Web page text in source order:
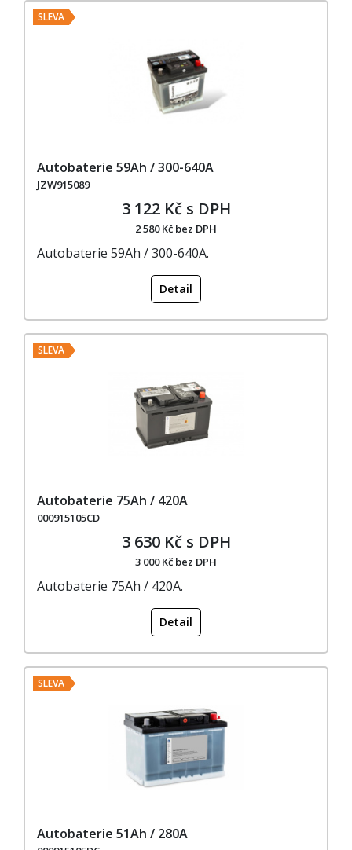
SLEVA
Autobaterie 59Ah / 300-640A
JZW915089
3 122 Kč s DPH
2 580 Kč bez DPH
Autobaterie 59Ah / 300-640A.
Detail
SLEVA
Autobaterie 75Ah / 420A
000915105CD
3 630 Kč s DPH
3 000 Kč bez DPH
Autobaterie 75Ah / 420A.
Detail
SLEVA
Autobaterie 51Ah / 280A